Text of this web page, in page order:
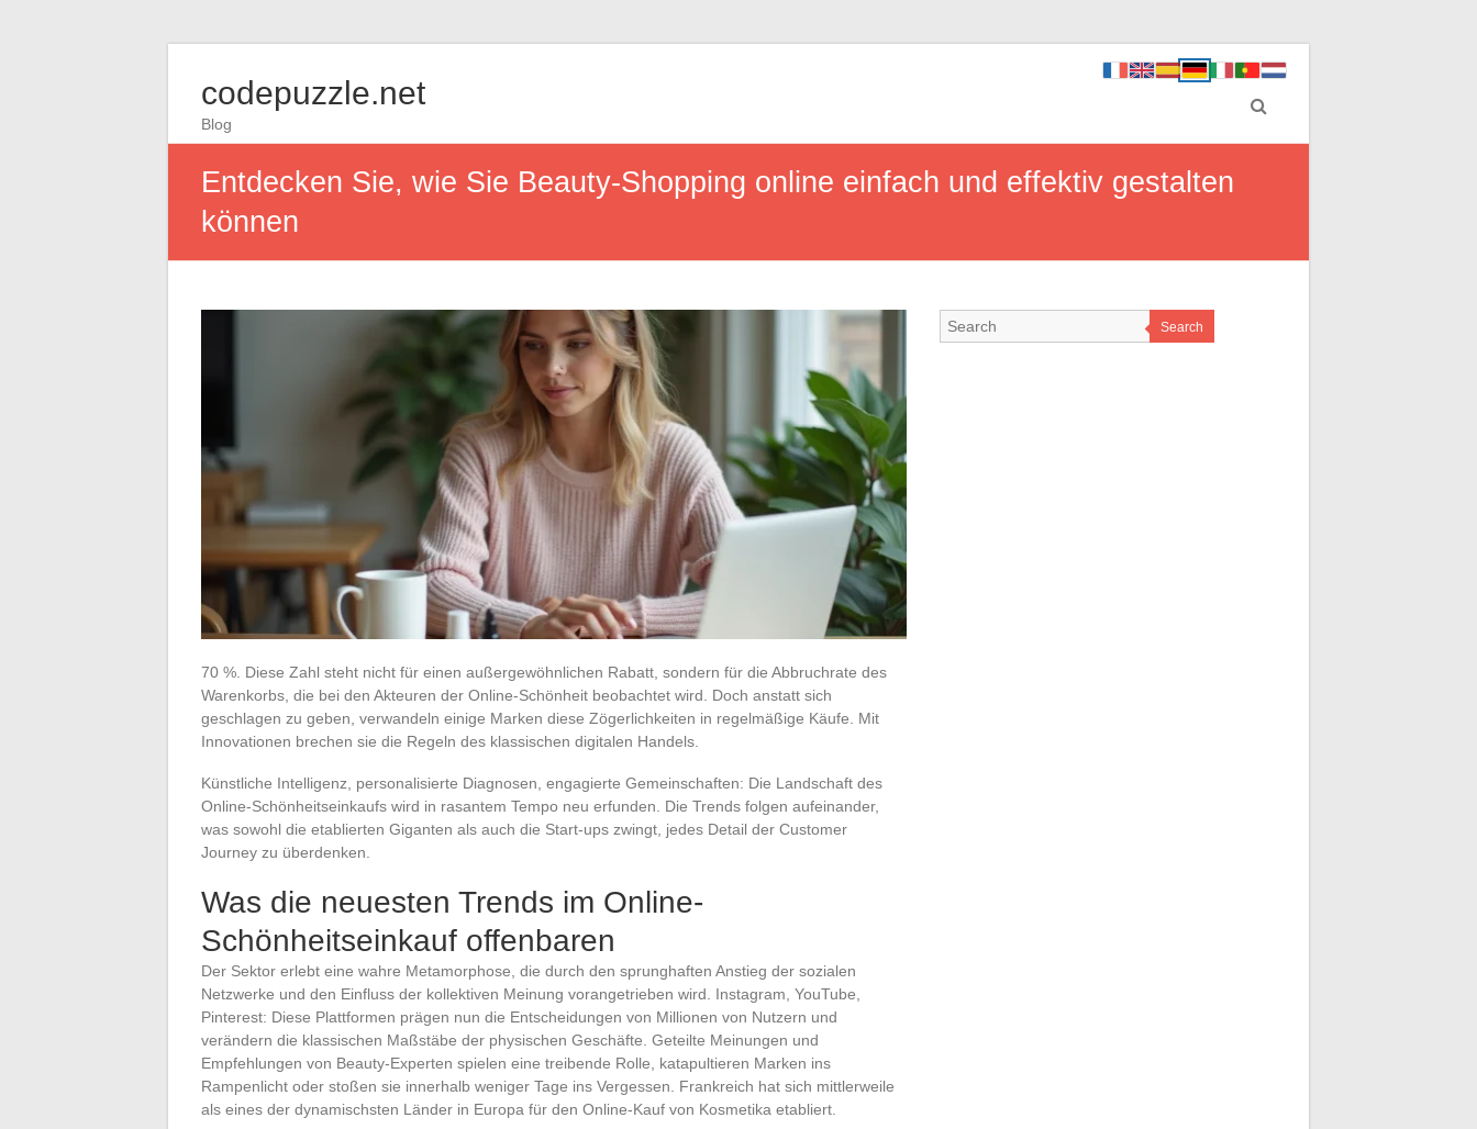
codepuzzle.net
Blog
Entdecken Sie, wie Sie Beauty-Shopping online einfach und effektiv gestalten
können
70 %. Diese Zahl steht nicht für einen außergewöhnlichen Rabatt, sondern für die Abbruchrate des
Warenkorbs, die bei den Akteuren der Online-Schönheit beobachtet wird. Doch anstatt sich
geschlagen zu geben, verwandeln einige Marken diese Zögerlichkeiten in regelmäßige Käufe. Mit
Innovationen brechen sie die Regeln des klassischen digitalen Handels.
Künstliche Intelligenz, personalisierte Diagnosen, engagierte Gemeinschaften: Die Landschaft des
Online-Schönheitseinkaufs wird in rasantem Tempo neu erfunden. Die Trends folgen aufeinander,
was sowohl die etablierten Giganten als auch die Start-ups zwingt, jedes Detail der Customer
Journey zu überdenken.
Was die neuesten Trends im Online-
Schönheitseinkauf offenbaren
Der Sektor erlebt eine wahre Metamorphose, die durch den sprunghaften Anstieg der sozialen
Netzwerke und den Einfluss der kollektiven Meinung vorangetrieben wird. Instagram, YouTube,
Pinterest: Diese Plattformen prägen nun die Entscheidungen von Millionen von Nutzern und
verändern die klassischen Maßstäbe der physischen Geschäfte. Geteilte Meinungen und
Empfehlungen von Beauty-Experten spielen eine treibende Rolle, katapultieren Marken ins
Rampenlicht oder stoßen sie innerhalb weniger Tage ins Vergessen. Frankreich hat sich mittlerweile
als eines der dynamischsten Länder in Europa für den Online-Kauf von Kosmetika etabliert.
Search